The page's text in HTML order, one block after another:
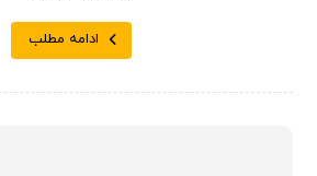
ادامه مطلب